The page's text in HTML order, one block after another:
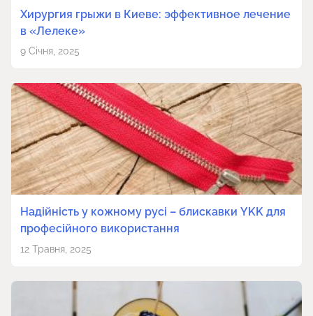
Хирургия грыжи в Киеве: эффективное лечение
в «Лелеке»
9 Січня, 2025
Надійність у кожному русі – блискавки YKK для
професійного використання
12 Травня, 2025